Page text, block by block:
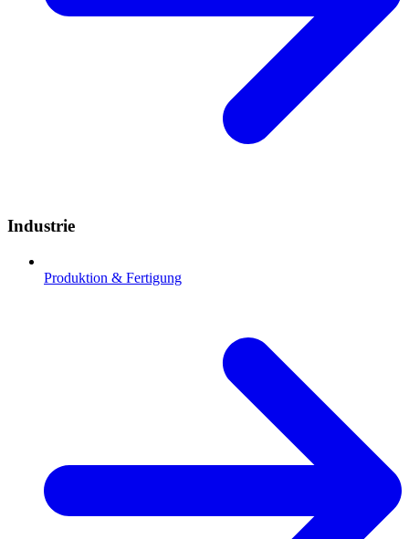
Industrie
Produktion & Fertigung